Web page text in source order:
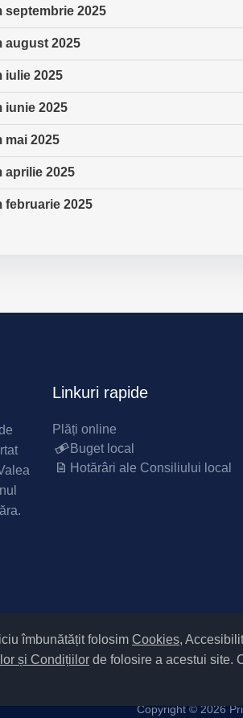
îmbunătățit folosim Cookies,
și Condițiilor de folosire a acestui site.
septembrie 2025
august 2025
iulie 2025
iunie 2025
mai 2025
aprilie 2025
februarie 2025
Linkuri rapide
Plăți online
Buget local
Hotărâri ale Consiliului local
privire la prelucrarea datelor
Copyright ©2026